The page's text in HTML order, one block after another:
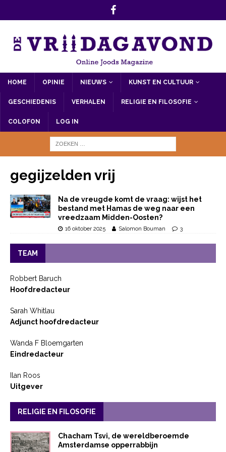
HOME OPINIE NIEUWS KUNST EN CULTUUR
GESCHIEDENIS VERHALEN RELIGIE EN FILOSOFIE
COLOFON LOG IN
gegijzelden vrij
Na de vreugde komt de vraag: wijst het
bestand met Hamas de weg naar een
vreedzaam Midden-Oosten?
16 oktober 2025 Salomon Bouman 3
TEAM
Robbert Baruch
Hoofdredacteur
Sarah Whitlau
Adjunct hoofdredacteur
Wanda F Bloemgarten
Eindredacteur
Ilan Roos
Uitgever
RELIGIE EN FILOSOFIE
Chacham Tsvi, de wereldberoemde
Amsterdamse opperrabbijn